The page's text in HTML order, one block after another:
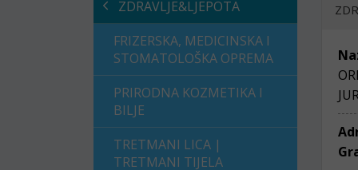
ZDRAVLJE&LJEPOTA
FRIZERSKA, MEDICINSKA I
STOMATOLOŠKA OPREMA
PRIRODNA KOZMETIKA I
BILJE
TRETMANI LICA |
TRETMANI TIJELA